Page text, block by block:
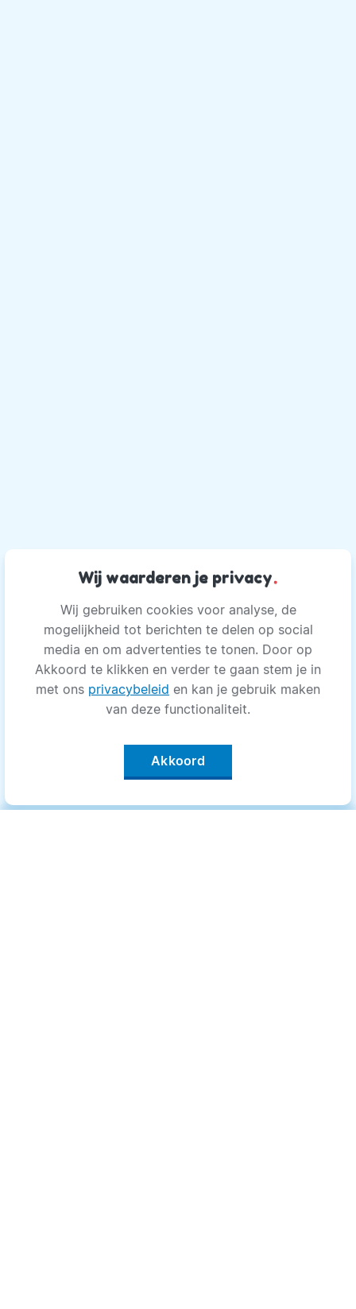
Wij waarderen je privacy.
Wij gebruiken cookies voor analyse, de
mogelijkheid tot berichten te delen op social
media en om advertenties te tonen. Door op
Akkoord te klikken en verder te gaan stem je in
met ons privacybeleid en kan je gebruik maken
van deze functionaliteit.
Akkoord